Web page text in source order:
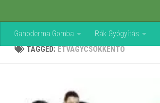
Ganoderma Gomba Rák Gyógyítás
TAGGED:ÉTVÁGYCSÖKKENTŐ